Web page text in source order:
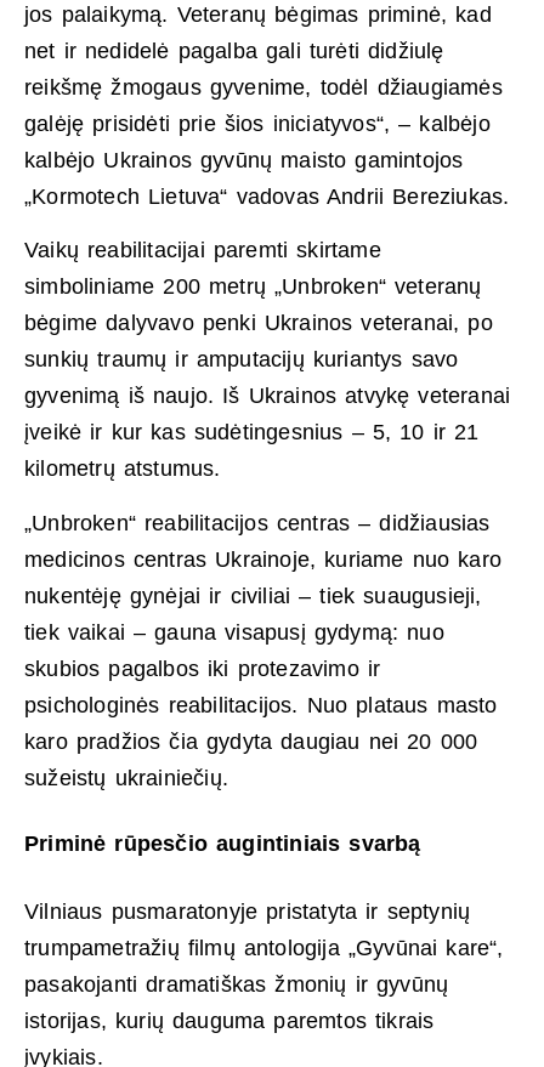
jos palaikymą. Veteranų bėgimas priminė, kad
net ir nedidelė pagalba gali turėti didžiulę
reikšmę žmogaus gyvenime, todėl džiaugiamės
galėję prisidėti prie šios iniciatyvos“, – kalbėjo
kalbėjo Ukrainos gyvūnų maisto gamintojos
„Kormotech Lietuva“ vadovas Andrii Bereziukas.
Vaikų reabilitacijai paremti skirtame
simboliniame 200 metrų „Unbroken“ veteranų
bėgime dalyvavo penki Ukrainos veteranai, po
sunkių traumų ir amputacijų kuriantys savo
gyvenimą iš naujo. Iš Ukrainos atvykę veteranai
įveikė ir kur kas sudėtingesnius – 5, 10 ir 21
kilometrų atstumus.
„Unbroken“ reabilitacijos centras – didžiausias
medicinos centras Ukrainoje, kuriame nuo karo
nukentėję gynėjai ir civiliai – tiek suaugusieji,
tiek vaikai – gauna visapusį gydymą: nuo
skubios pagalbos iki protezavimo ir
psichologinės reabilitacijos. Nuo plataus masto
karo pradžios čia gydyta daugiau nei 20 000
sužeistų ukrainiečių.
Priminė rūpesčio augintiniais svarbą
Vilniaus pusmaratonyje pristatyta ir septynių
trumpametražių filmų antologija „Gyvūnai kare“,
pasakojanti dramatiškas žmonių ir gyvūnų
istorijas, kurių dauguma paremtos tikrais
įvykiais.